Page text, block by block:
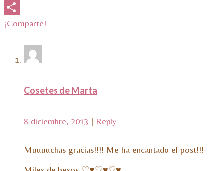
Email
¡Comparte!
Cosetes de Marta
8 diciembre, 2013 | Reply
Muuuuchas gracias!!!! Me ha encantado el post!!!